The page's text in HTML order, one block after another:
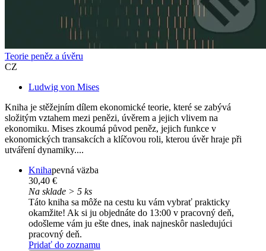
Teorie peněz a úvěru
CZ
Ludwig von Mises
Kniha je stěžejním dílem ekonomické teorie, které se zabývá
složitým vztahem mezi penězi, úvěrem a jejich vlivem na
ekonomiku. Mises zkoumá původ peněz, jejich funkce v
ekonomických transakcích a klíčovou roli, kterou úvěr hraje při
utváření dynamiky....
Knihapevná väzba
30,40 €
Na sklade > 5 ks
Táto kniha sa môže na cestu ku vám vybrať prakticky
okamžite! Ak si ju objednáte do 13:00 v pracovný deň,
odošleme vám ju ešte dnes, inak najneskôr nasledujúci
pracovný deň.
Pridať do zoznamu